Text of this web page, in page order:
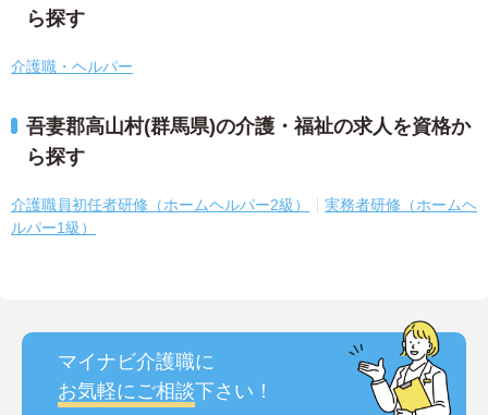
ら探す
介護職・ヘルパー
吾妻郡高山村(群馬県)の介護・福祉の求人を資格か
ら探す
介護職員初任者研修（ホームヘルパー2級）
実務者研修（ホームヘ
ルパー1級）
マイナビ介護職に
お気軽にご相談下さい！